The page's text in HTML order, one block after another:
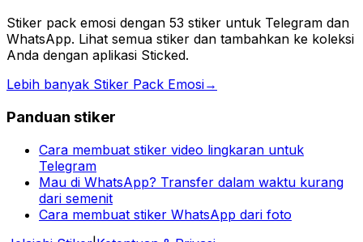
Stiker pack emosi dengan 53 stiker untuk Telegram dan
WhatsApp. Lihat semua stiker dan tambahkan ke koleksi
Anda dengan aplikasi Sticked.
Lebih banyak Stiker Pack Emosi→
Panduan stiker
Cara membuat stiker video lingkaran untuk
Telegram
Mau di WhatsApp? Transfer dalam waktu kurang
dari semenit
Cara membuat stiker WhatsApp dari foto